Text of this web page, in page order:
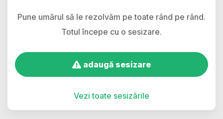
Pune umărul să le rezolvăm pe toate rând pe rând.
Totul începe cu o sesizare.
adaugă sesizare
Vezi toate sesizările